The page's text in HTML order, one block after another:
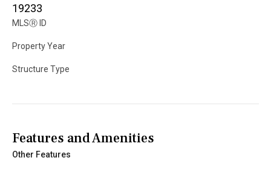
19233
MLSⓇ ID
Property Year
Structure Type
Features and Amenities
Other Features